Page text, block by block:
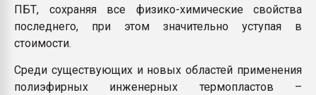
ПБТ, сохраняя все физико-химические свойства
последнего, при этом значительно уступая в
стоимости.
Среди существующих и новых областей применения
полиэфирных инженерных термопластов –